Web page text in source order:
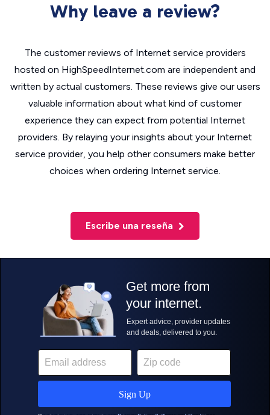
Why leave a review?
The customer reviews of Internet service providers
hosted on HighSpeedInternet.com are independent and
written by actual customers. These reviews give our users
valuable information about what kind of customer
experience they can expect from potential Internet
providers. By relaying your insights about your Internet
service provider, you help other consumers make better
choices when ordering Internet service.
Escribe una reseña